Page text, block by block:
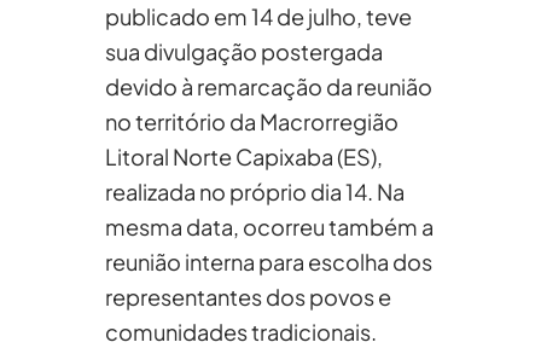
publicado em 14 de julho, teve
sua divulgação postergada
devido à remarcação da reunião
no território da Macrorregião
Litoral Norte Capixaba (ES),
realizada no próprio dia 14. Na
mesma data, ocorreu também a
reunião interna para escolha dos
representantes dos povos e
comunidades tradicionais.